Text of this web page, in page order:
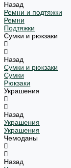
Назад
Ремни и подтяжки
Ремни
Подтяжки
Сумки и рюкзаки
Назад
Сумки и рюкзаки
Сумки
Рюкзаки
Украшения
Назад
Украшения
Украшения
Чемоданы
Назад